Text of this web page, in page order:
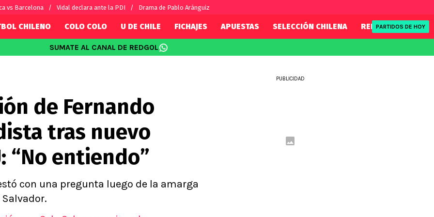
vs Barcelona Vidal declara ante la PDI Drama de Pablo Aránguiz
por el mundo
Fútbol Argentino
Fútbol Brasileño
CHILENO COLO COLO U DE CHILE FICHAJES APUESTAS SELECCIÓN CHILENA REDSPORT
PARTIDOS DE HOY
SUMATE AL CANAL DE REDGOL
de Fernando
tras nuevo
“No entiendo”
con una pregunta luego de la amarga
PUBLICIDAD